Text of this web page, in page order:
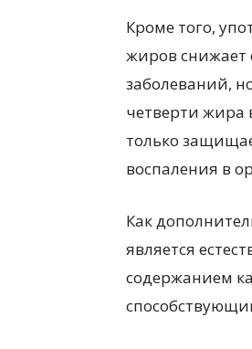
Кроме того,
жиров снижает
заболеваний,
четверти
только
воспаления в
Как
является
содержанием